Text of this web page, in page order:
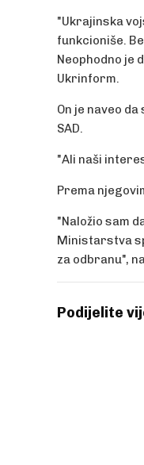
"Ukrajinska
funkcioniše.
Neophodno je
Ukrinform.
On je naveo
SAD.
"Ali naši
Prema
"Naložio sam
Ministarstva
za odbranu",
Podijelite